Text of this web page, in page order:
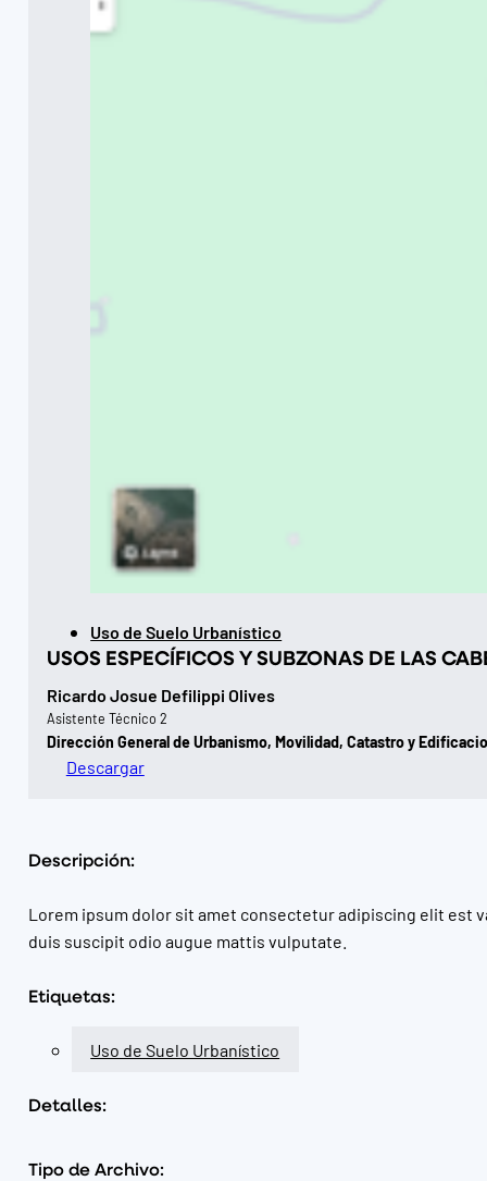
Uso de Suelo Urbanístico
USOS ESPECÍFICOS Y SUBZONAS DE LAS
Ricardo Josue Defilippi Olives
Asistente Técnico 2
Dirección General de Urbanismo, Movilidad, Catastro y
Descargar
Descripción:
Lorem ipsum dolor sit amet consectetur adipiscing elit est
duis suscipit odio augue mattis vulputate.
Etiquetas:
Uso de Suelo Urbanístico
Detalles:
Tipo de Archivo: